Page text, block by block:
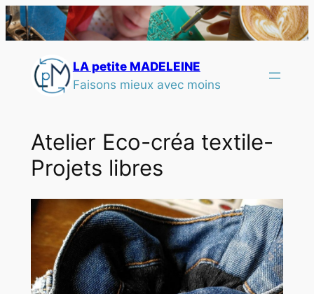
LA petite MADELEINE
Faisons mieux avec moins
Atelier Eco-créa textile-
Projets libres